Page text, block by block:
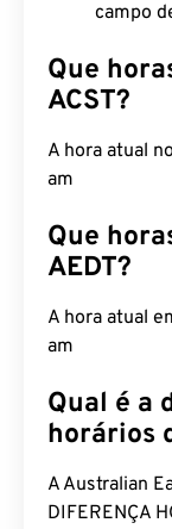
campo
Que
ACST?
A hora atual
am
Que
AEDT?
A hora atual
am
Qual é a
horários
A Australian
DIFERENÇA